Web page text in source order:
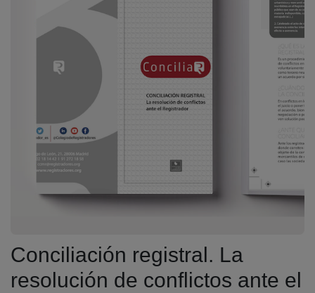
Conciliación registral. La
resolución de conflictos ante el